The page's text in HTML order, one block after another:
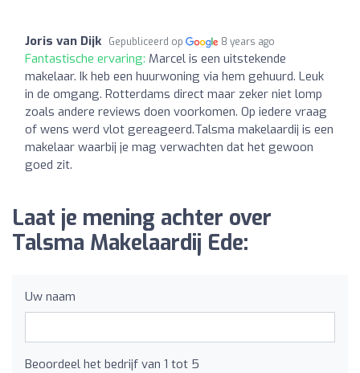
Joris van Dijk Gepubliceerd op 8 years ago
Fantastische ervaring: Marcel is een uitstekende
makelaar. Ik heb een huurwoning via hem gehuurd. Leuk
in de omgang. Rotterdams direct maar zeker niet lomp
zoals andere reviews doen voorkomen. Op iedere vraag
of wens werd vlot gereageerd.Talsma makelaardij is een
makelaar waarbij je mag verwachten dat het gewoon
goed zit.
Laat je mening achter over
Talsma Makelaardij Ede:
Uw naam
Beoordeel het bedrijf van 1 tot 5